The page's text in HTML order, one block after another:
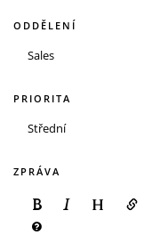
ODDĚLENÍ
PRIORITA
ZPRÁVA